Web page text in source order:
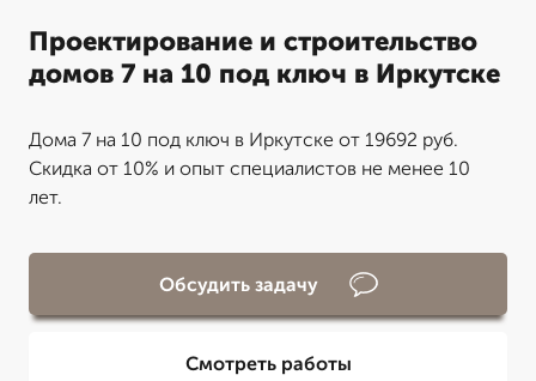
Проектирование и строительство
домов 7 на 10 под ключ в Иркутске
Дома 7 на 10 под ключ в Иркутске от 19692 руб.
Скидка от 10% и опыт специалистов не менее 10
лет.
Обсудить задачу
Смотреть работы